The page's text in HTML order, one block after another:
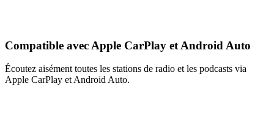
Compatible avec Apple CarPlay et Android Auto
Écoutez aisément toutes les stations de radio et les podcasts via
Apple CarPlay et Android Auto.